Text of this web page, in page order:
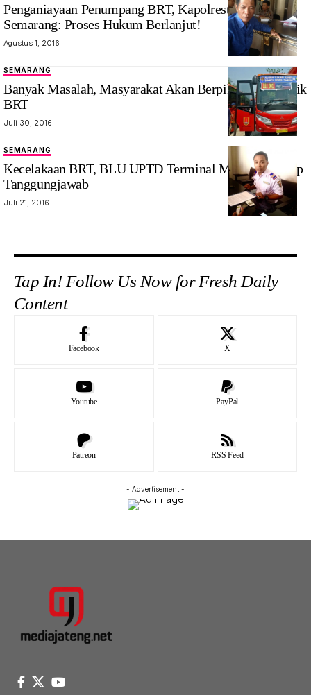
Penganiayaan Penumpang BRT, Kapolrestabes
Semarang: Proses Hukum Berlanjut!
Agustus 1, 2016
SEMARANG
Banyak Masalah, Masyarakat Akan Berpikir Ulang Naik
BRT
Juli 30, 2016
SEMARANG
Kecelakaan BRT, BLU UPTD Terminal Mangkang Siap
Tanggungjawab
Juli 21, 2016
Tap In! Follow Us Now for Fresh Daily
Content
Facebook X
Youtube PayPal
Patreon RSS Feed
- Advertisement -